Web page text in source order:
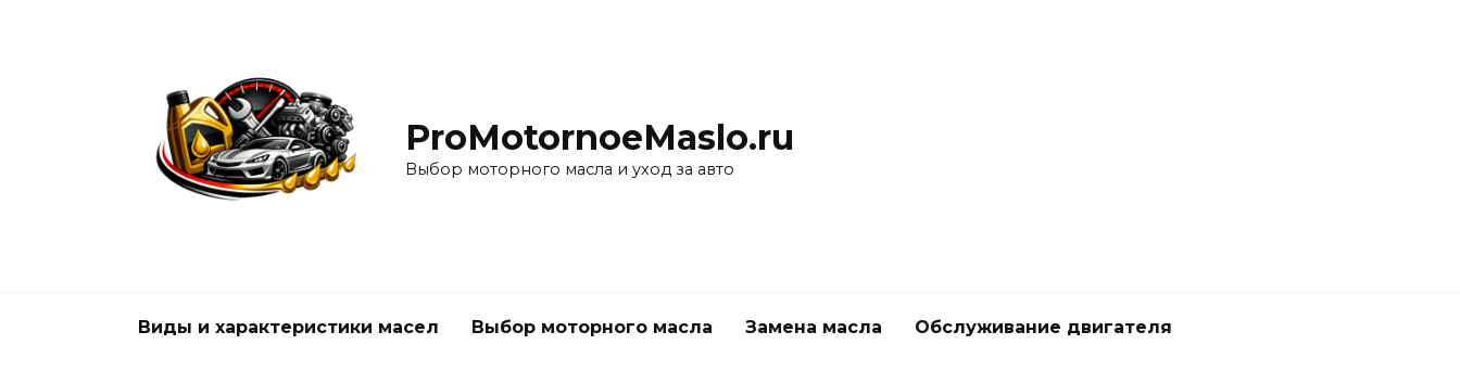
ProMotornoeMaslo.ru
Выбор моторного масла и уход за авто
Виды и характеристики масел Выбор моторного масла Замена масла Обслуживание двигателя